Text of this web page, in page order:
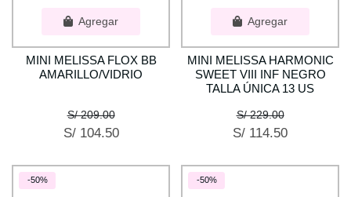
Agregar
MINI MELISSA FLOX BB
AMARILLO/VIDRIO
S/ 209.00
S/ 104.50
Agregar
MINI MELISSA HARMONIC
SWEET VIII INF NEGRO
TALLA ÚNICA 13 US
S/ 229.00
S/ 114.50
-50% -50%